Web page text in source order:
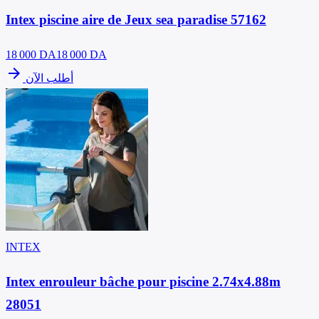
Intex piscine aire de Jeux sea paradise 57162
18 000 DA18 000 DA
arrow_forward أطلب الآن
INTEX
Intex enrouleur bâche pour piscine 2.74x4.88m
28051